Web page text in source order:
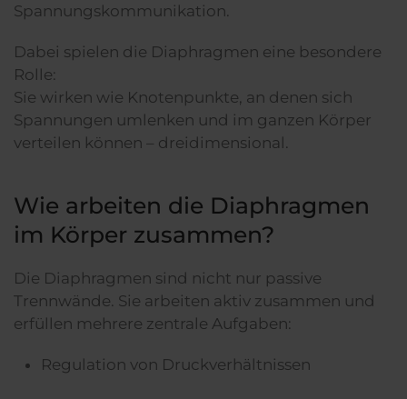
Spannungskommunikation.
Dabei spielen die Diaphragmen eine besondere
Rolle:
Sie wirken wie Knotenpunkte, an denen sich
Spannungen umlenken und im ganzen Körper
verteilen können – dreidimensional.
Wie arbeiten die Diaphragmen
im Körper zusammen?
Die Diaphragmen sind nicht nur passive
Trennwände. Sie arbeiten aktiv zusammen und
erfüllen mehrere zentrale Aufgaben:
Regulation von Druckverhältnissen